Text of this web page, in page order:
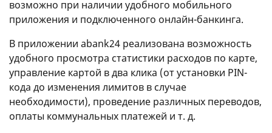
возможно при наличии удобного мобильного
приложения и подключенного онлайн-банкинга.
В приложении abank24 реализована возможность
удобного просмотра статистики расходов по карте,
управление картой в два клика (от установки PIN-
кода до изменения лимитов в случае
необходимости), проведение различных переводов,
оплаты коммунальных платежей и т. д.